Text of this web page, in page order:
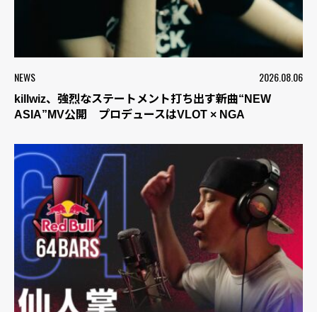
NEWS 2026.08.06
killwiz、強烈なステートメント打ち出す新曲“NEW
ASIA”MV公開 プロデュースはVLOT × NGA